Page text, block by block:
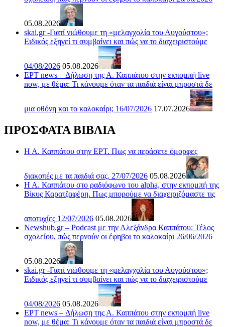
05.08.2026
skai.gr -Γιατί νιώθουμε τη «μελαγχολία του Αυγούστου»;
Ειδικός εξηγεί τι συμβαίνει και πώς να το διαχειριστούμε
04/08/2026 05.08.2026
ΕΡΤ news – Δήλωση της Α. Καππάτου στην εκπομπή live
now, με θέμα: Τι κάνουμε όταν τα παιδιά είναι μπροστά δε
μια οθόνη και το καλοκαίρι; 16/07/2026 17.07.2026
ΠΡΟΣΦΑΤΑ ΒΙΒΛΙΑ
Η Α. Καππάτου στην ΕΡΤ. Πως να περάσετε όμορφες
διακοπές με τα παιδιά σας. 27/07/2026 05.08.2026
Η Α. Καππάτου στο ραδιόφωνο του alpha, στην εκπομπή της
Βίκυς Καρατζαφέρη. Πως μπορούμε να διαχειριζόμαστε τις
αποτυχίες 12/07/2026 05.08.2026
Newshub.gr – Podcast με την Αλεξάνδρα Καππάτου: Τέλος
σχολείου, πώς περνούν οι έφηβοι το καλοκαίρι 26/06/2026
05.08.2026
skai.gr -Γιατί νιώθουμε τη «μελαγχολία του Αυγούστου»;
Ειδικός εξηγεί τι συμβαίνει και πώς να το διαχειριστούμε
04/08/2026 05.08.2026
ΕΡΤ news – Δήλωση της Α. Καππάτου στην εκπομπή live
now, με θέμα: Τι κάνουμε όταν τα παιδιά είναι μπροστά δε